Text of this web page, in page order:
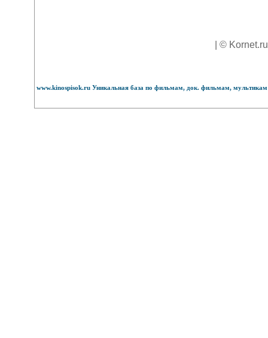
| ©
www.kinospisok.ru Уникальная база по фильмам, док. фильмам,